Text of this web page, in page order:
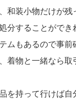
和装小物だけが
分することがで
ムもあるので事
着物と一緒なら
を持って行けば